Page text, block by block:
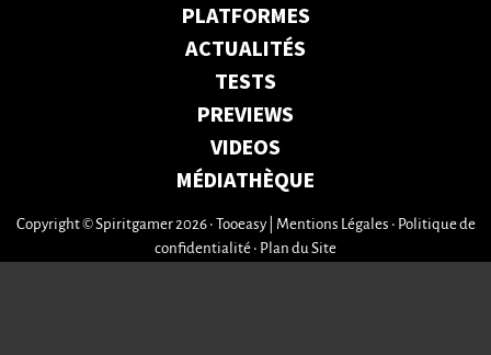
PLATFORMES
ACTUALITÉS
TESTS
PREVIEWS
VIDEOS
MÉDIATHÈQUE
Copyright © Spiritgamer 2026 • Tooeasy Mentions Légales • Politique de
confidentialité • Plan du Site